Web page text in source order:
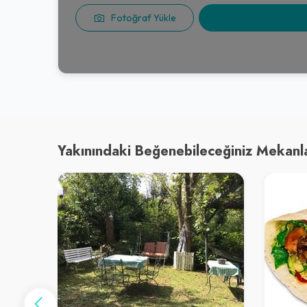
Fotoğraf Yükle
Yakınındaki Beğenebileceğiniz